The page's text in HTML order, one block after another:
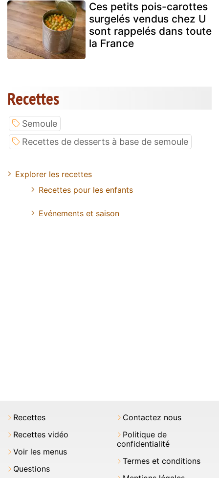
Ces petits pois-carottes
surgelés vendus chez U
sont rappelés dans toute
la France
Recettes
Semoule
Recettes de desserts à base de semoule
Explorer les recettes
Recettes pour les enfants
Evénements et saison
Recettes
Recettes vidéo
Voir les menus
Questions
Contactez nous
Politique de
confidentialité
Termes et conditions